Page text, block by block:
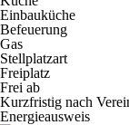
Einbauküche
Befeuerung
Gas
Stellplatzart
Freiplatz
Frei ab
Kurzfristig nach
Energieausweis